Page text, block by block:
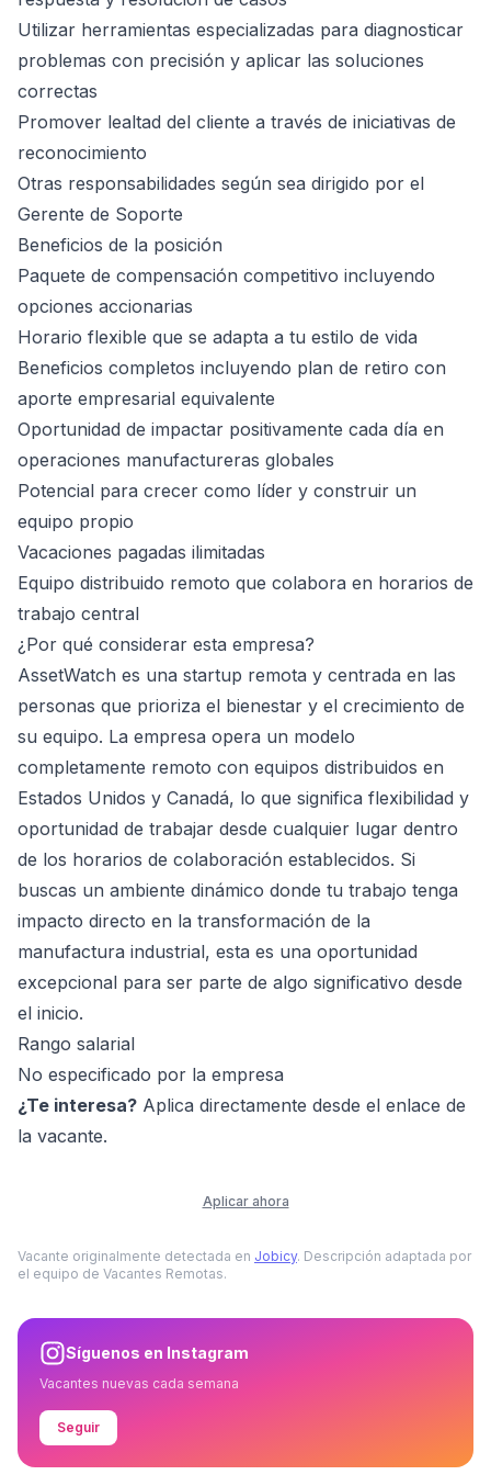
Utilizar herramientas especializadas para diagnosticar
problemas con precisión y aplicar las soluciones
correctas
Promover lealtad del cliente a través de iniciativas de
reconocimiento
Otras responsabilidades según sea dirigido por el
Gerente de Soporte
Beneficios de la posición
Paquete de compensación competitivo incluyendo
opciones accionarias
Horario flexible que se adapta a tu estilo de vida
Beneficios completos incluyendo plan de retiro con
aporte empresarial equivalente
Oportunidad de impactar positivamente cada día en
operaciones manufactureras globales
Potencial para crecer como líder y construir un
equipo propio
Vacaciones pagadas ilimitadas
Equipo distribuido remoto que colabora en horarios de
trabajo central
¿Por qué considerar esta empresa?
AssetWatch es una startup remota y centrada en las
personas que prioriza el bienestar y el crecimiento de
su equipo. La empresa opera un modelo
completamente remoto con equipos distribuidos en
Estados Unidos y Canadá, lo que significa flexibilidad y
oportunidad de trabajar desde cualquier lugar dentro
de los horarios de colaboración establecidos. Si
buscas un ambiente dinámico donde tu trabajo tenga
impacto directo en la transformación de la
manufactura industrial, esta es una oportunidad
excepcional para ser parte de algo significativo desde
el inicio.
Rango salarial
No especificado por la empresa
¿Te interesa? Aplica directamente desde el enlace de
la vacante.
Aplicar ahora
Vacante originalmente detectada en Jobicy. Descripción adaptada por
el equipo de Vacantes Remotas.
Síguenos en Instagram
Vacantes nuevas cada semana
Seguir